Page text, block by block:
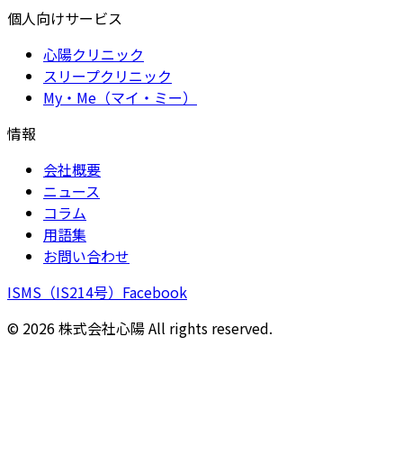
個人向けサービス
心陽クリニック
スリープクリニック
My・Me（マイ・ミー）
情報
会社概要
ニュース
コラム
用語集
お問い合わせ
ISMS（IS214号） Facebook
© 2026株式会社心陽 All rights reserved.